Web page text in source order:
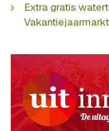
Extra gratis